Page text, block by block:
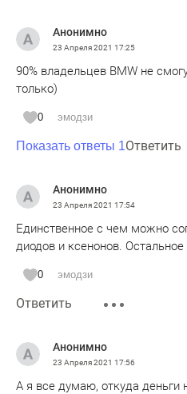
Анонимно
23 Апреля 2021 17:25
90% владельцев BMW не
только)
0 эмодзи
Показать ответы 1Ответить
Анонимно
23 Апреля 2021 17:54
Единственное с чем можно
диодов и ксенонов.
0 эмодзи
Ответить
Анонимно
23 Апреля 2021 17:56
А я все думаю, откуда деньги